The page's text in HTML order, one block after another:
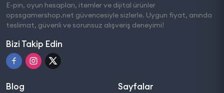
E-pin, oyun hesapları, itemler ve dijital ürünler
opssgamershop.net güvencesiyle sizlerle. Uygun fiyat, anında
teslimat, güvenli ve sorunsuz alışveriş deneyimi!
Bizi Takip Edin
Blog Sayfalar